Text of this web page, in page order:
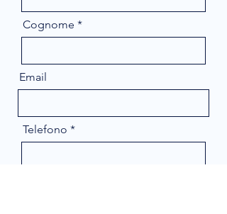
Cognome
Email
Telefono